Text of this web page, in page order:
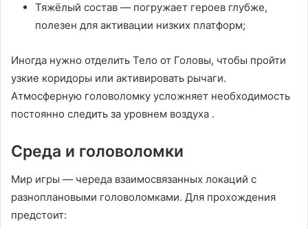
Тяжёлый состав — погружает героев глубже,
полезен для активации низких платформ;
Иногда нужно отделить Тело от Головы, чтобы пройти
узкие коридоры или активировать рычаги.
Атмосферную головоломку усложняет необходимость
постоянно следить за уровнем воздуха .
Среда и головоломки
Мир игры — череда взаимосвязанных локаций с
разноплановыми головоломками. Для прохождения
предстоит: